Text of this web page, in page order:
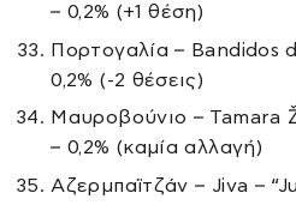
– 0,2% (+1 θέση)
Πορτογαλία – Bandidos
0,2% (-2 θέσεις)
Μαυροβούνιο – Tamara
– 0,2% (καμία αλλαγή)
Αζερμπαϊτζάν – Jiva –